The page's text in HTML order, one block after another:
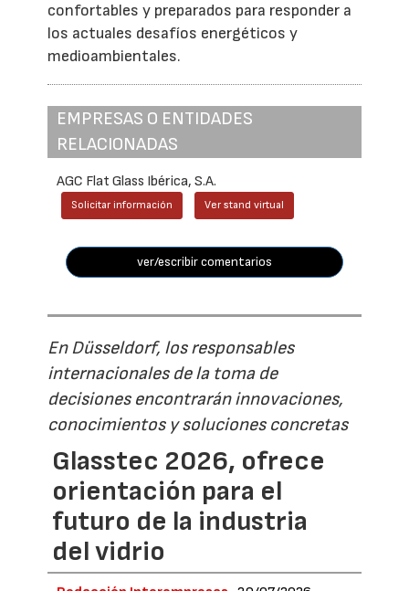
confortables y preparados para responder a
los actuales desafíos energéticos y
medioambientales.
EMPRESAS O ENTIDADES
RELACIONADAS
AGC Flat Glass Ibérica, S.A.
Solicitar información Ver stand virtual
ver/escribir comentarios
En Düsseldorf, los responsables
internacionales de la toma de
decisiones encontrarán innovaciones,
conocimientos y soluciones concretas
Glasstec 2026, ofrece
orientación para el
futuro de la industria
del vidrio